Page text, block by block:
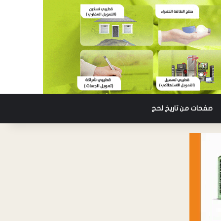
صفحات من تاريخ لحج